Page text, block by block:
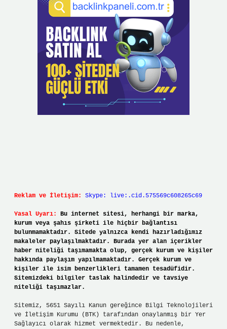
Reklam ve İletişim: Skype: live:.cid.575569c608265c69
Yasal Uyarı:
Bu internet sitesi, herhangi bir marka,
kurum veya şahıs şirketi ile hiçbir bağlantısı
bulunmamaktadır. Sitede yalnızca kendi hazırladığımız
makaleler paylaşılmaktadır. Burada yer alan içerikler
haber niteliği taşımamakta olup, gerçek kurum ve kişiler
hakkında paylaşım yapılmamaktadır. Gerçek kurum ve
kişiler ile isim benzerlikleri tamamen tesadüfidir.
Sitemizdeki bilgiler taslak halindedir ve tavsiye
niteliği taşımazlar.
Sitemiz, 5651 Sayılı Kanun gereğince Bilgi Teknolojileri
ve İletişim Kurumu (BTK) tarafından onaylanmış bir Yer
Sağlayıcı olarak hizmet vermektedir. Bu nedenle,